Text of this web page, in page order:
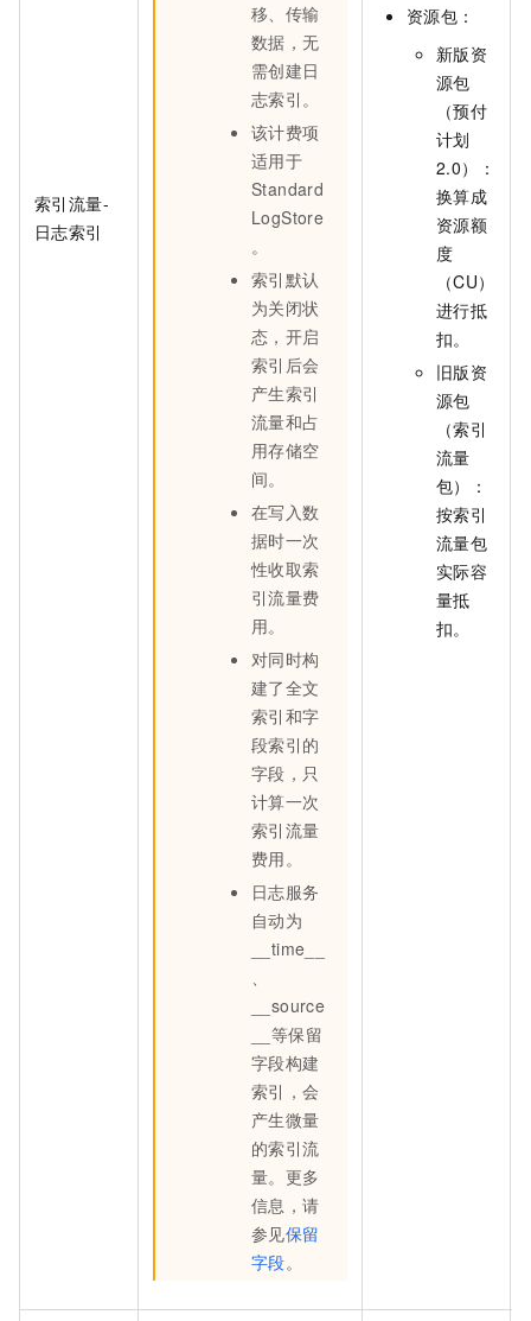
索引流量-
日志索引
移、传输
数据，无
需创建日
志索引。
该计费项
适用于
Standard
LogStore
。
索引默认
为关闭状
态，开启
索引后会
产生索引
流量和占
用存储空
间。
在写入数
据时一次
性收取索
引流量费
用。
对同时构
建了全文
索引和字
段索引的
字段，只
计算一次
索引流量
费用。
日志服务
自动为
__time__
、
__source
__等保留
字段构建
索引，会
产生微量
的索引流
量。更多
信息，请
参见保留
字段。
资源包：
新版资
源包
（预付
计划
2.0）：
换算成
资源额
度
（CU）
进行抵
扣。
旧版资
源包
（索引
流量
包）：
按索引
流量包
实际容
量抵
扣。